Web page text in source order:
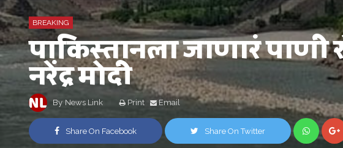
BREAKING
पाकिस्तानला जाणारं पाणी
नरेंद्र मोदी
By News Link Print Email
Share On Facebook Share On Twitter